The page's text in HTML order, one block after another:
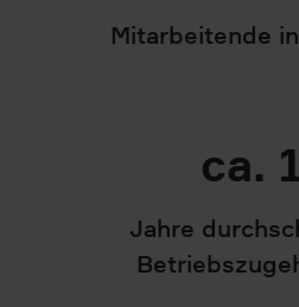
Mitarbeitende
ca.
Jahre